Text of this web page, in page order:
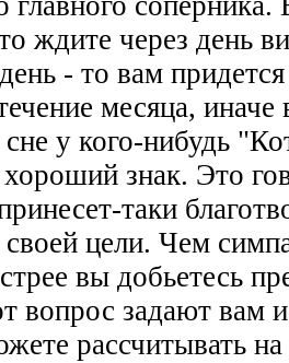
ждите через день
- то вам
месяца,
у кого-нибудь
знак. Это
таки
своей цели. Чем
вы добьетесь
вопрос задают вам
рассчитывать